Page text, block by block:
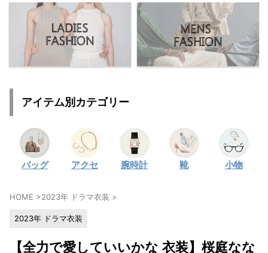
チェックしてね♪
【よく検索されてる女性芸能人】
・
広瀬すず
川口春奈
・ 石原さとみ
・広瀬アリス
永野芽郁
・波瑠
・奈緒
アイテム別カテゴリー
バッグ アクセ 腕時計 靴 小物
HOME >2023年 ドラマ衣装 >
2023年 ドラマ衣装
【全力で愛していいかな 衣装】桜庭なな